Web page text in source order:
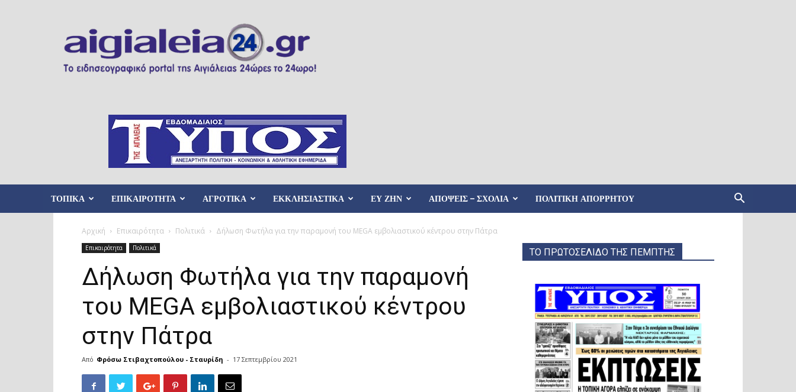
ΤΟΠΙΚΑ ΕΠΙΚΑΙΡΟΤΗΤΑ ΑΓΡΟΤΙΚΑ ΕΚΚΛΗΣΙΑΣΤΙΚΑ ΕΥ ΖΗΝ ΑΠΟΨΕΙΣ – ΣΧΟΛΙΑ ΠΟΛΙΤΙΚΉ ΑΠΟΡΡΉΤΟΥ
Αρχική Επικαιρότητα Πολιτικά Δήλωση Φωτήλα για την παραμονή του MEGA εμβολιαστικού κέντρου στην Πάτρα
Επικαιρότητα Πολιτικά
Δήλωση Φωτήλα για την παραμονή
του MEGA εμβολιαστικού κέντρου
στην Πάτρα
Από Φρόσω Στιβαχτοπούλου - Σταυρίδη - 17 Σεπτεμβρίου 2021
ΤΟ ΠΡΩΤΟΣΕΛΙΔΟ ΤΗΣ ΠΕΜΠΤΗΣ